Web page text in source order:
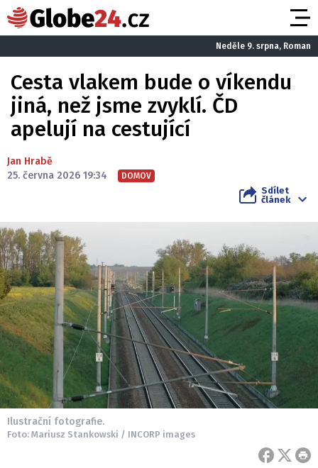
Neděle 9. srpna, Roman
Cesta vlakem bude o víkendu
jiná, než jsme zvyklí. ČD
apelují na cestující
Jan Hrabě
25. června 2026 19:34
DOMOV
Sdílet
článek
Ilustrační fotografie.
Foto: Mariusz Stankowski / INCORP images